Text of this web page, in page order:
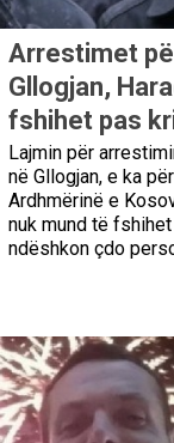
Arrestimet
Gllogjan,
fshihet pas
Lajmin për
në Gllogjan, e ka
Ardhmërinë e
nuk mund të
ndëshkon çdo